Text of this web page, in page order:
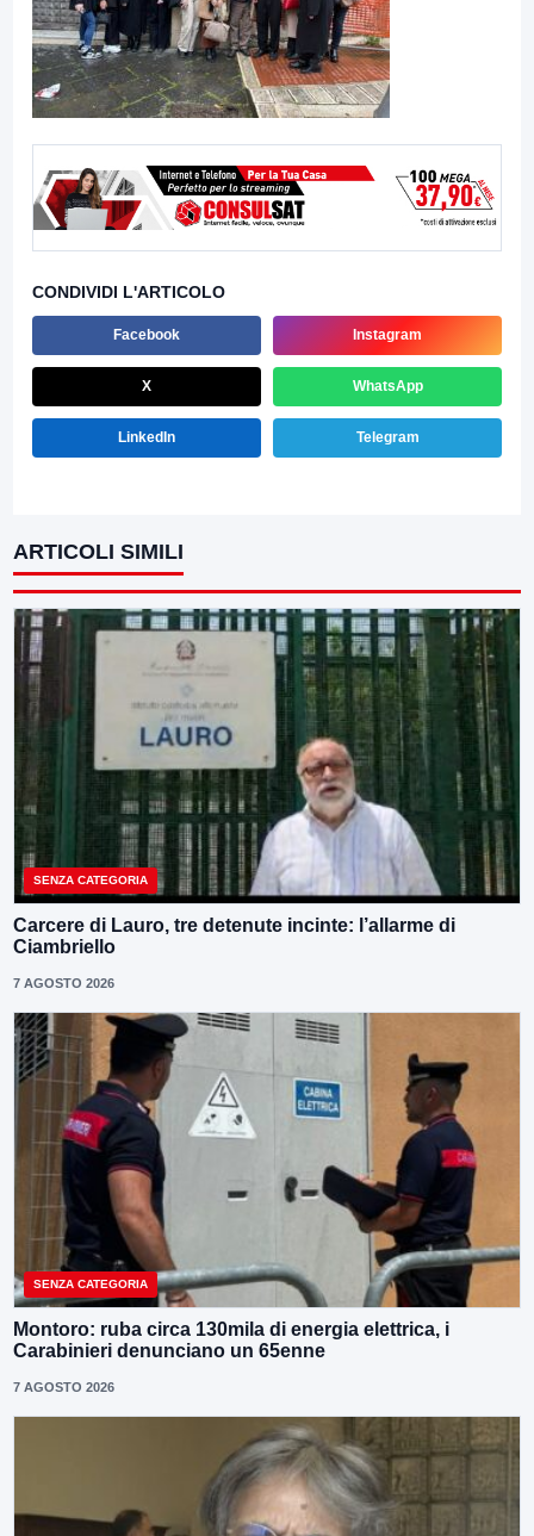
CONDIVIDI L'ARTICOLO
Facebook Instagram
X WhatsApp
LinkedIn Telegram
ARTICOLI SIMILI
SENZA CATEGORIA
Carcere di Lauro, tre detenute incinte: l’allarme di
Ciambriello
7 AGOSTO 2026
SENZA CATEGORIA
Montoro: ruba circa 130mila di energia elettrica, i
Carabinieri denunciano un 65enne
7 AGOSTO 2026